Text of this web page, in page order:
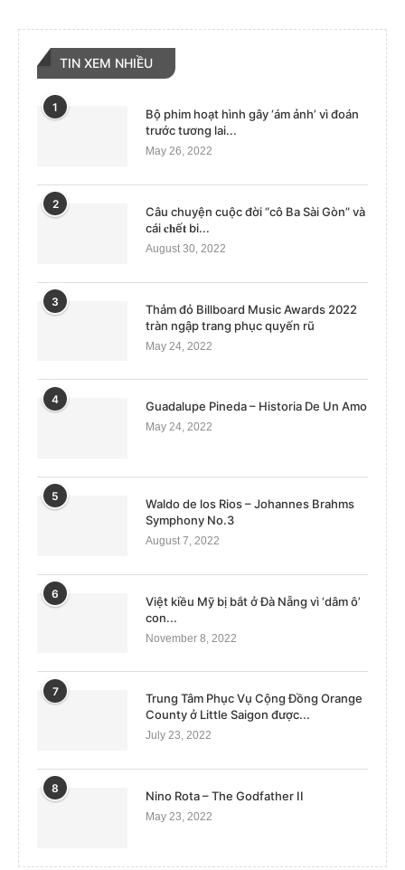
TIN XEM NHIỀU
1
Bộ phim hoạt hình gây ‘ám ảnh’ vì đoán
trước tương lai...
May 26, 2022
2
Câu chuyện cuộc đời “cô Ba Sài Gòn” và
cái 𝐜𝐡ế𝐭 bi...
August 30, 2022
3
Thảm đỏ Billboard Music Awards 2022
tràn ngập trang phục quyến rũ
May 24, 2022
4
Guadalupe Pineda – Historia De Un Amo
May 24, 2022
5
Waldo de los Rios – Johannes Brahms
Symphony No.3
August 7, 2022
6
Việt kiều Mỹ bị bắt ở Đà Nẵng vì ‘dâm ô’
con...
November 8, 2022
7
Trung Tâm Phục Vụ Cộng Đồng Orange
County ở Little Saigon được...
July 23, 2022
8
Nino Rota – The Godfather II
May 23, 2022